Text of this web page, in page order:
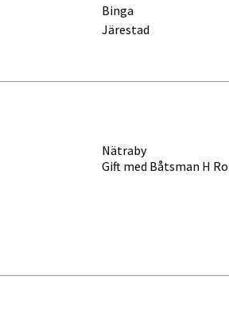
Binga
Järestad
Nätraby
Gift med Båtsman H